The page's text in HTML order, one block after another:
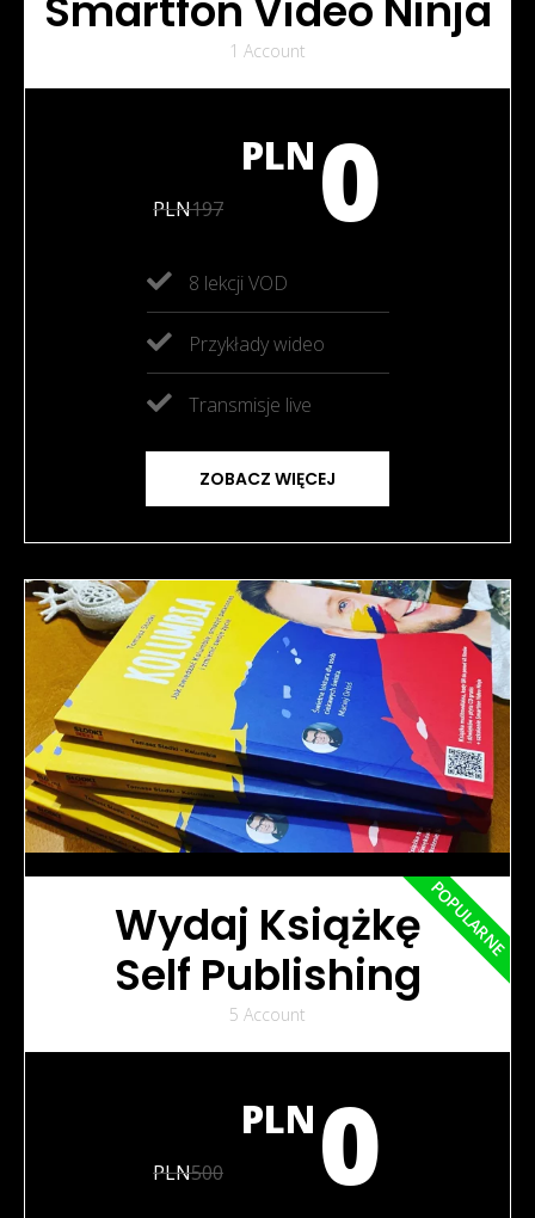
1 Account
PLN197
PLN0
8 lekcji VOD
Przykłady wideo
Transmisje live
ZOBACZ WIĘCEJ
Wydaj Książkę
Self Publishing
5 Account
PLN500
PLN0
POPULARNE